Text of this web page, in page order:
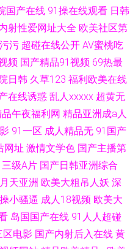
国产在线 91操在线观看 日韩
射性爱网址大全 欧美社区第
污 超碰在线公开 AV蜜桃吃
频 国产精品91视频 69热最
日韩 久草123 福利欧美在线
在线诱惑 乱人xxxxx 超黄无
午夜福利网 精品亚洲成a人
91一区 成人精品无 91国产
网址 激情文学色 国产主播第
三级A片 国产日韩亚洲综合
天亚洲 欧美大粗吊人妖 深
小骚逼 成人18视频 欧美大
岛国国产在线 91人人超碰
区电影 国产内射后入在线 黄